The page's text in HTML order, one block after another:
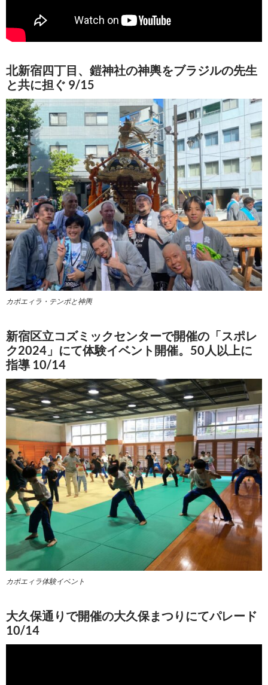
北新宿四丁目、鎧神社の神輿をブラジルの先生
と共に担ぐ 9/15
カポエィラ・テンポと神輿
新宿区立コズミックセンターで開催の「スポレ
ク2024」にて体験イベント開催。50人以上に
指導 10/14
カポエィラ体験イベント
大久保通りで開催の大久保まつりにてパレード
10/14